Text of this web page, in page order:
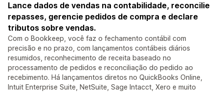
Lance dados de vendas na contabilidade, reconcilie
repasses, gerencie pedidos de compra e declare
tributos sobre vendas.
Com o Bookkeep, você faz o fechamento contábil com
precisão e no prazo, com lançamentos contábeis diários
resumidos, reconhecimento de receita baseado no
processamento de pedidos e reconciliação do pedido ao
recebimento. Há lançamentos diretos no QuickBooks Online,
Intuit Enterprise Suite, NetSuite, Sage Intacct, Xero e muito